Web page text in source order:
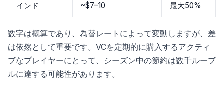
インド ~$7–10 最大50%
数字は概算であり、為替レートによって変動しますが、差
は依然として重要です。VCを定期的に購入するアクティ
ブなプレイヤーにとって、シーズン中の節約は数千ルーブ
ルに達する可能性があります。